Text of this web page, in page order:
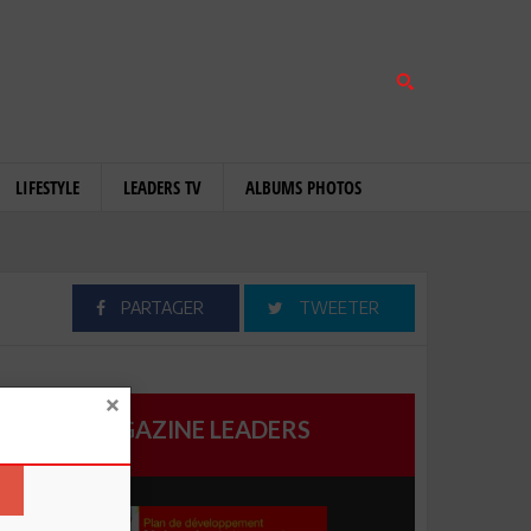
LIFESTYLE LEADERS TV ALBUMS PHOTOS
PARTAGER TWEETER
MAGAZINE LEADERS